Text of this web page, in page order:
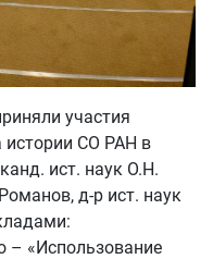
участия
истории СО РАН в
ист. наук О.Н.
д-р ист. наук
– «Использование